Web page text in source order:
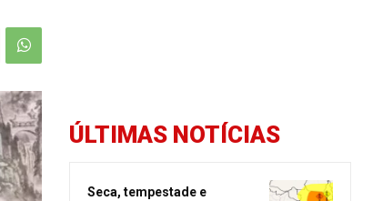
ÚLTIMAS NOTÍCIAS
Seca, tempestade e